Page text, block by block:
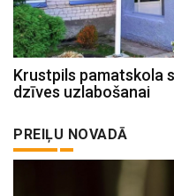
Krustpils pamatskola
dzīves uzlabošanai
PREIĻU NOVADĀ